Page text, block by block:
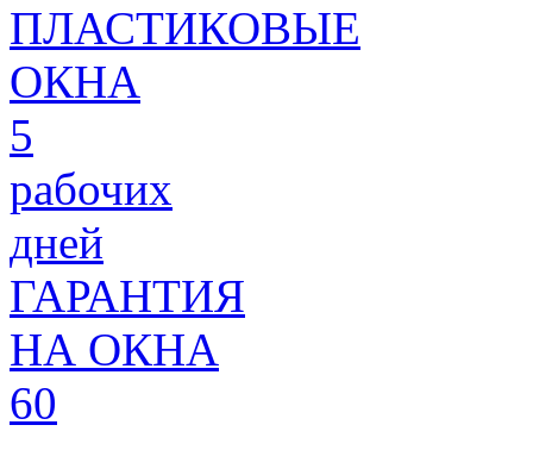
ПЛАСТИКОВЫЕ
ОКНА
5
рабочих
дней
ГАРАНТИЯ
НА ОКНА
60